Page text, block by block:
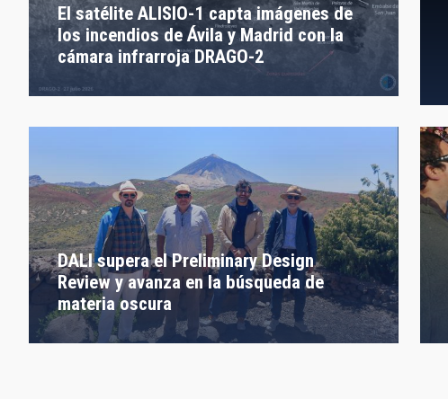
El satélite ALISIO-1 capta imágenes de
los incendios de Ávila y Madrid con la
cámara infrarroja DRAGO-2
DALI supera el Preliminary Design
Review y avanza en la búsqueda de
materia oscura